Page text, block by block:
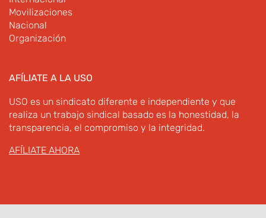
Movilizaciones
Nacional
Organización
AFÍLIATE A LA USO
USO es un sindicato diferente e independiente y que
realiza un trabajo sindical basado es la honestidad, la
transparencia, el compromiso y la integridad.
AFÍLIATE AHORA